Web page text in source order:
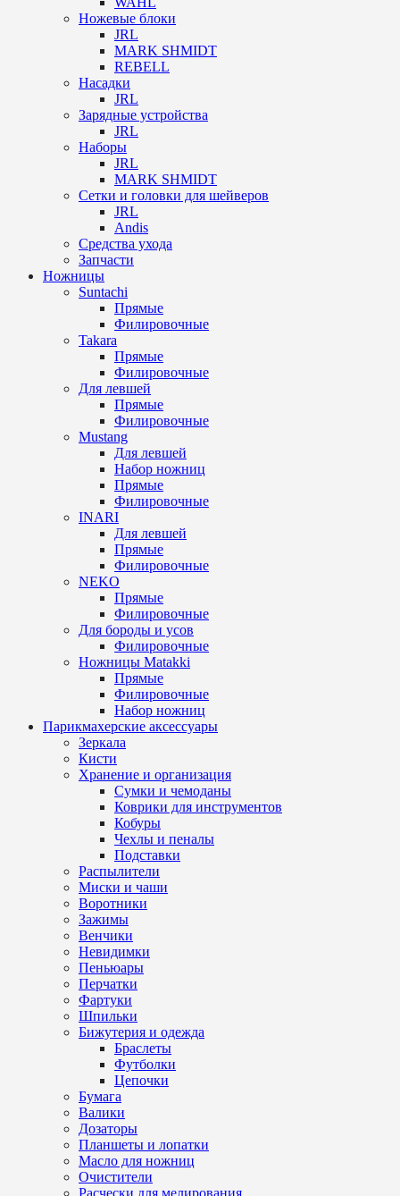
Ножевые блоки
JRL
MARK SHMIDT
REBELL
Насадки
JRL
Зарядные устройства
JRL
Наборы
JRL
MARK SHMIDT
Сетки и головки для шейверов
JRL
Andis
Средства ухода
Запчасти
Ножницы
Suntachi
Прямые
Филировочные
Takara
Прямые
Филировочные
Для левшей
Прямые
Филировочные
Mustang
Для левшей
Набор ножниц
Прямые
Филировочные
INARI
Для левшей
Прямые
Филировочные
NEKO
Прямые
Филировочные
Для бороды и усов
Филировочные
Ножницы Matakki
Прямые
Филировочные
Набор ножниц
Парикмахерские аксессуары
Зеркала
Кисти
Хранение и организация
Сумки и чемоданы
Коврики для инструментов
Кобуры
Чехлы и пеналы
Подставки
Распылители
Миски и чаши
Воротники
Зажимы
Венчики
Невидимки
Пеньюары
Перчатки
Фартуки
Шпильки
Бижутерия и одежда
Браслеты
Футболки
Цепочки
Бумага
Валики
Дозаторы
Планшеты и лопатки
Масло для ножниц
Очистители
Расчески для мелирования